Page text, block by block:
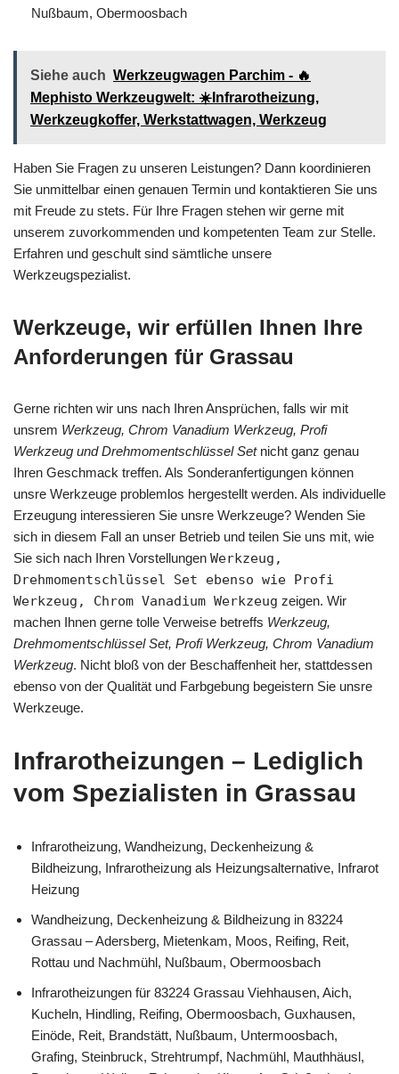
Nußbaum, Obermoosbach
Siehe auch Werkzeugwagen Parchim - 🔥
Mephisto Werkzeugwelt: ☀️Infrarotheizung,
Werkzeugkoffer, Werkstattwagen, Werkzeug
Haben Sie Fragen zu unseren Leistungen? Dann koordinieren
Sie unmittelbar einen genauen Termin und kontaktieren Sie uns
mit Freude zu stets. Für Ihre Fragen stehen wir gerne mit
unserem zuvorkommenden und kompetenten Team zur Stelle.
Erfahren und geschult sind sämtliche unsere
Werkzeugspezialist.
Werkzeuge, wir erfüllen Ihnen Ihre
Anforderungen für Grassau
Gerne richten wir uns nach Ihren Ansprüchen, falls wir mit
unsrem Werkzeug, Chrom Vanadium Werkzeug, Profi
Werkzeug und Drehmomentschlüssel Setnicht ganz genau
Ihren Geschmack treffen. Als Sonderanfertigungen können
unsre Werkzeuge problemlos hergestellt werden. Als individuelle
Erzeugung interessieren Sie unsre Werkzeuge? Wenden Sie
sich in diesem Fall an unser Betrieb und teilen Sie uns mit, wie
Sie sich nach Ihren Vorstellungen Werkzeug,
Drehmomentschlüssel Set ebenso wie Profi
Werkzeug, Chrom Vanadium Werkzeug zeigen. Wir
machen Ihnen gerne tolle Verweise betreffs Werkzeug,
Drehmomentschlüssel Set, Profi Werkzeug, Chrom Vanadium
Werkzeug. Nicht bloß von der Beschaffenheit her, stattdessen
ebenso von der Qualität und Farbgebung begeistern Sie unsre
Werkzeuge.
Infrarotheizungen – Lediglich
vom Spezialisten in Grassau
Infrarotheizung, Wandheizung, Deckenheizung &
Bildheizung, Infrarotheizung als Heizungsalternative, Infrarot
Heizung
Wandheizung, Deckenheizung & Bildheizung in 83224
Grassau – Adersberg, Mietenkam, Moos, Reifing, Reit,
Rottau und Nachmühl, Nußbaum, Obermoosbach
Infrarotheizungen für 83224 Grassau Viehhausen, Aich,
Kucheln, Hindling, Reifing, Obermoosbach, Guxhausen,
Einöde, Reit, Brandstätt, Nußbaum, Untermoosbach,
Grafing, Steinbruck, Strehtrumpf, Nachmühl, Mauthhäusl,